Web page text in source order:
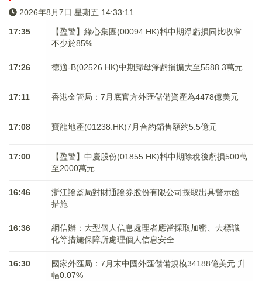
2026年8月7日 星期五 14:33:11
17:35
【盈警】綠心集團(00094.HK)料中期淨虧損同比收窄
不少於85%
17:26 德適-B(02526.HK)中期歸母淨虧損擴大至5588.3萬元
17:11 香港金管局：7月底官方外匯儲備資產為4478億美元
17:08 寶龍地產(01238.HK)7月合約銷售額約5.5億元
17:00
【盈警】中慶股份(01855.HK)料中期除稅後虧損500萬
至2000萬元
16:46
浙江證監局對財通證券股份有限公司採取出具警示函
措施
16:36
網信辦：大型個人信息處理者應當採取加密、去標識
化等措施保障所處理個人信息安全
16:30
國家外匯局：7月末中國外匯儲備規模34188億美元 升
幅0.07%